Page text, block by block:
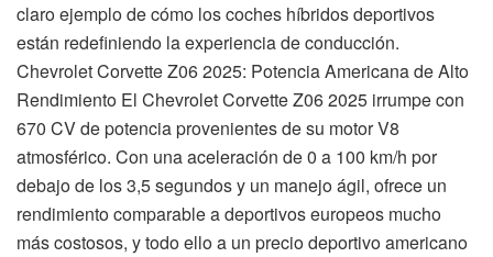
claro ejemplo de cómo los coches híbridos deportivos
están redefiniendo la experiencia de conducción.
Chevrolet Corvette Z06 2025: Potencia Americana de Alto
Rendimiento El Chevrolet Corvette Z06 2025 irrumpe con
670 CV de potencia provenientes de su motor V8
atmosférico. Con una aceleración de 0 a 100 km/h por
debajo de los 3,5 segundos y un manejo ágil, ofrece un
rendimiento comparable a deportivos europeos mucho
más costosos, y todo ello a un precio deportivo americano